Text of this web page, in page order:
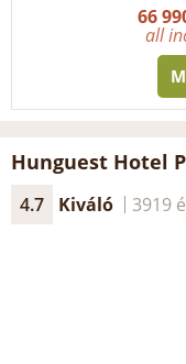
66
all
Hunguest Hotel
4.7 Kiváló 3919